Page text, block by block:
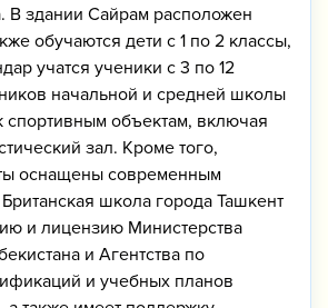
В здании Сайрам расположен
обучаются дети с 1 по 2 классы,
учатся ученики с 3 по 12
начальной и средней школы
спортивным объектам, включая
зал. Кроме того,
оснащены современным
школа города Ташкент
и лицензию Министерства
и Агентства по
и учебных планов